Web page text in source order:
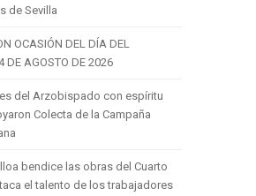
de Sevilla
OCASIÓN DEL DÍA DEL
DE AGOSTO DE 2026
del Arzobispado con espíritu
Colecta de la Campaña
bendice las obras del Cuarto
el talento de los trabajadores